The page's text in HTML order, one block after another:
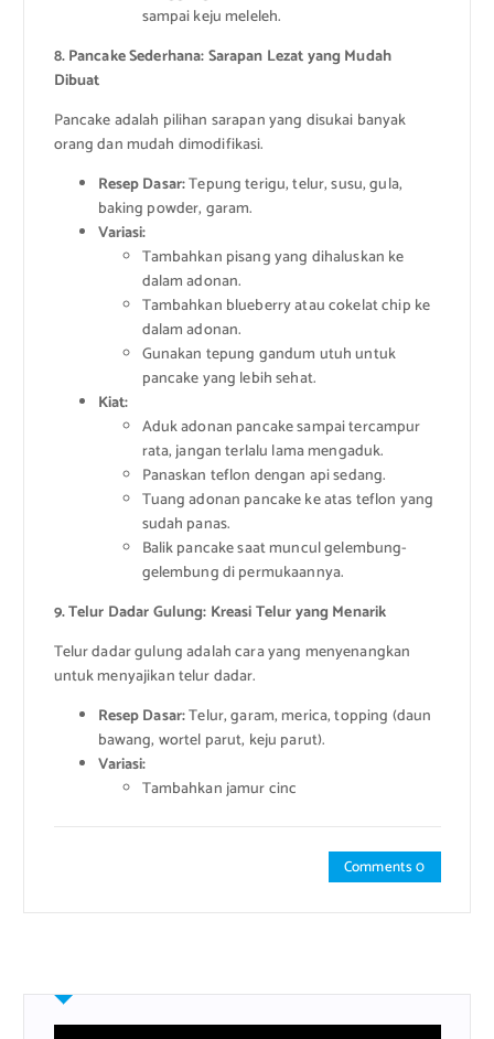
sampai keju meleleh.
8. Pancake Sederhana: Sarapan Lezat yang Mudah
Dibuat
Pancake adalah pilihan sarapan yang disukai banyak
orang dan mudah dimodifikasi.
Resep Dasar:Tepung terigu, telur, susu, gula,
baking powder, garam.
Variasi:
Tambahkan pisang yang dihaluskan ke
dalam adonan.
Tambahkan blueberry atau cokelat chip ke
dalam adonan.
Gunakan tepung gandum utuh untuk
pancake yang lebih sehat.
Kiat:
Aduk adonan pancake sampai tercampur
rata, jangan terlalu lama mengaduk.
Panaskan teflon dengan api sedang.
Tuang adonan pancake ke atas teflon yang
sudah panas.
Balik pancake saat muncul gelembung-
gelembung di permukaannya.
9. Telur Dadar Gulung: Kreasi Telur yang Menarik
Telur dadar gulung adalah cara yang menyenangkan
untuk menyajikan telur dadar.
Resep Dasar:Telur, garam, merica, topping (daun
bawang, wortel parut, keju parut).
Variasi:
Tambahkan jamur cinc
Comments 0